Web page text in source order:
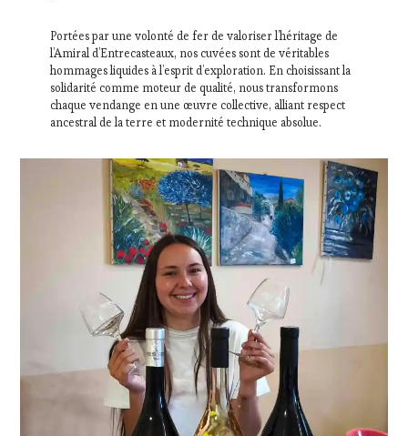
Portées par une volonté de fer de valoriser l’héritage de
l’Amiral d’Entrecasteaux, nos cuvées sont de véritables
hommages liquides à l’esprit d’exploration. En choisissant la
solidarité comme moteur de qualité, nous transformons
chaque vendange en une œuvre collective, alliant respect
ancestral de la terre et modernité technique absolue.